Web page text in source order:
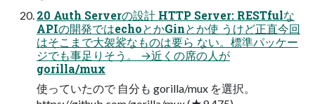
20 Auth Serverの設計 HTTP Server: RESTfulな
APIの開発ではechoとかGinとか使 うけど正直今回
はそこまで大袈裟なものは要ら ない。標準パッケー
ジでも事足りそう。 →近くの席の人が
gorilla/mux
使っていたので 自分も gorilla/mux を選択。